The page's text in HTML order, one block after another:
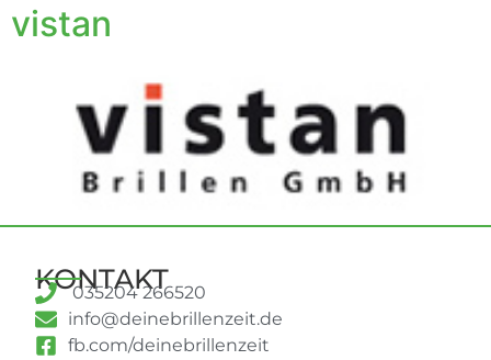
vistan
KONTAKT
035204 266520
info@deinebrillenzeit.de
fb.com/deinebrillenzeit